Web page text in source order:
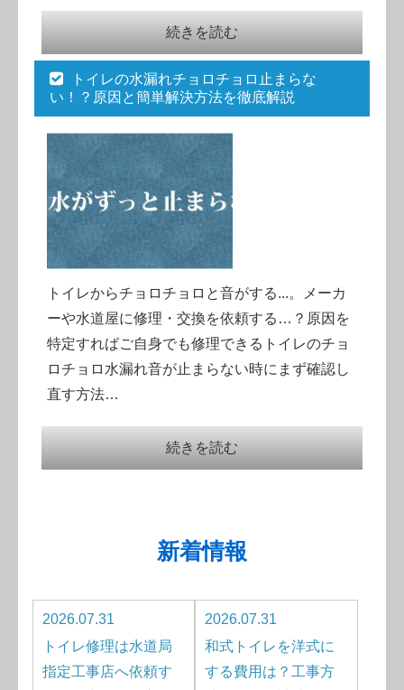
続きを読む
トイレの水漏れチョロチョロ止まらな
い！？原因と簡単解決方法を徹底解説
トイレからチョロチョロと音がする...。メーカ
ーや水道屋に修理・交換を依頼する…？原因を
特定すればご自身でも修理できるトイレのチョ
ロチョロ水漏れ音が止まらない時にまず確認し
直す方法…
続きを読む
新着情報
2026.07.31
トイレ修理は水道局
指定工事店へ依頼す
2026.07.31
和式トイレを洋式に
する費用は？工事方